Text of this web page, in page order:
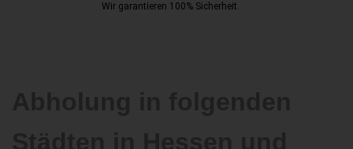
Wir garantieren 100% Sicherheit.